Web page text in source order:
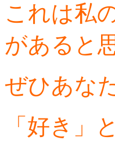
これは私
があると
ぜひあな
「好き」